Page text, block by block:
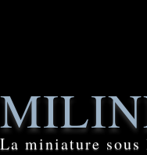
La miniature